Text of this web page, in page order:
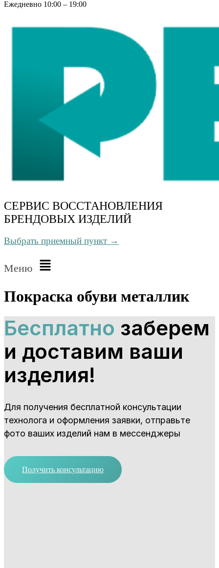
Ежедневно 10:00 – 19:00
СЕРВИС ВОССТАНОВЛЕНИЯ
БРЕНДОВЫХ ИЗДЕЛИЙ
Выбрать приемный пункт →
Меню
Покраска обуви металлик
Бесплатно заберем
и доставим ваши
изделия!
Для получения бесплатной консультации
технолога и оформления заявки, отправьте
фото ваших изделий нам в мессенджеры
Получить консультацию